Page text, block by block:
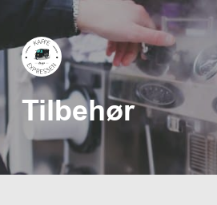
main
content
Tilbehør